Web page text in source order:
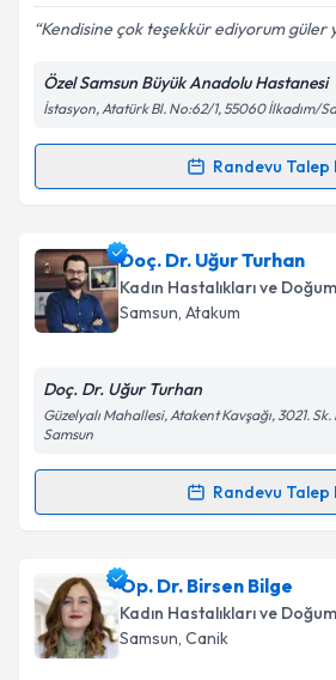
Metni'ni okudum ve kişisel
kapsamda işlenmesini kabul
Takvim Talebini
Kendisine çok teşekkür ediyorum güler
Özel Samsun Büyük Anadolu Hastanesi
İstasyon, Atatürk Bl. No:62/1, 55060 İlkadım/
Randevu Talep
Randevu Takvimi Talebi
Op. Dr. Kadir Şahiniçin randevu
oluşturun. Size bu uzmandan
takvim hazırlandığında e-posta
Kişisel verilerimin
'ni okudum ve kişisel
kapsamda işlenmesini kabul
Takvim Talebini
Doç. Dr. Uğur Turhan
Kadın Hastalıkları ve Doğum
Samsun, Atakum
Doç. Dr. Uğur Turhan
Güzelyalı Mahallesi, Atakent Kavşağı, 3021.
Samsun
Randevu Talep
Randevu Takvimi Talebi
Doç. Dr. Uğur Turhaniçin
oluşturun. Size bu uzmandan
takvim hazırlandığında e-posta
Op. Dr. Birsen Bilge
Kadın Hastalıkları ve Doğum
Samsun, Canik